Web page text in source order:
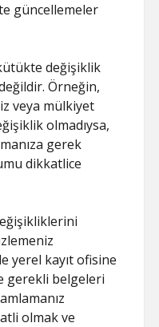
güncellemeler
değişiklik
Örneğin,
veya mülkiyet
olmadıysa,
gerek
dikkatlice
yerel kayıt ofisine
gerekli belgeleri
olmak ve